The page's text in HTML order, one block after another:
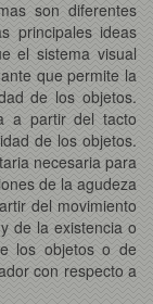
son diferentes
principales ideas
el sistema visual
que permite la
de los objetos.
a partir del tacto
de los objetos.
necesaria para
de la agudeza
del movimiento
de la existencia o
los objetos o de
con respecto a